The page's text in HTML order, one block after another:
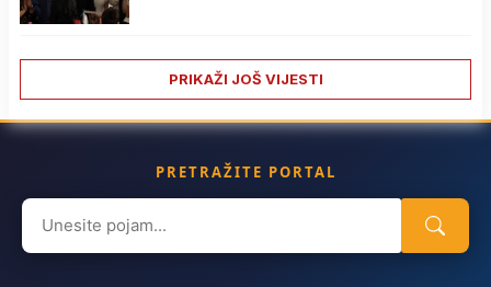
PRIKAŽI JOŠ VIJESTI
PRETRAŽITE PORTAL
Search
for: